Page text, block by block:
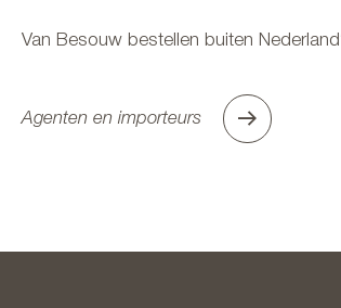
Van Besouw bestellen buiten
Agenten en importeurs